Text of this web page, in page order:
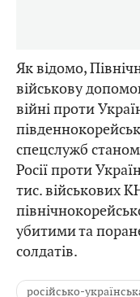
Як відомо,
військову
війні проти
спецслужб станом
Росії проти
тис. військових
убитими та
солдатів.
російсько-